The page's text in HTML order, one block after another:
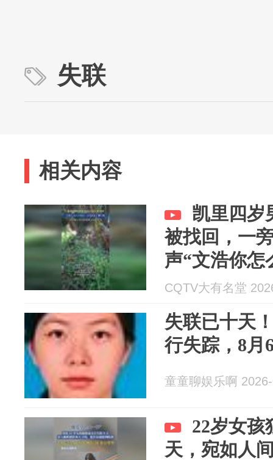
失联
相关内容
凯里四岁
被找回，一
声“文浩你怎
CQTV大有名堂
失联已十天
行失踪，8月
童童聊娱乐啊
22岁女孩
天，宛如人